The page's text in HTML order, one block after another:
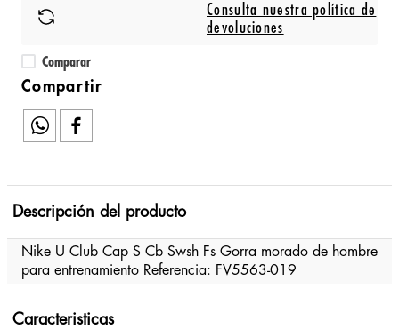
Consulta nuestra política de
devoluciones
Comparar
Descripción del producto
Nike U Club Cap S Cb Swsh Fs Gorra morado de hombre
para entrenamiento Referencia: FV5563-019
Caracteristicas